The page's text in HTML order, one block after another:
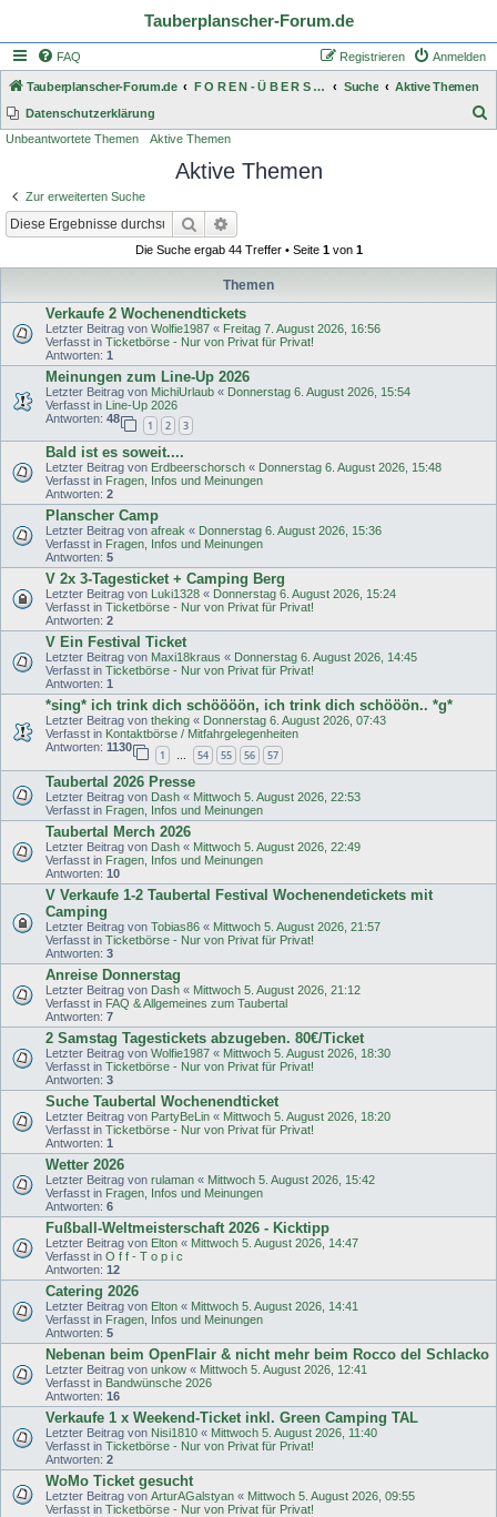
Tauberplanscher-Forum.de
FAQ Anmelden
Registrieren
Tauberplanscher-Forum.de F O R E N - Ü B E R S I C H T Suche
Aktive Themen
Datenschutzerklärung
Unbeantwortete Themen Aktive Themen
Aktive Themen
Zur erweiterten Suche
Suche
Die Suche ergab 44 Treffer • Seite 1von 1
Themen
Verkaufe 2 Wochenendtickets
Letzter Beitrag von Wolfie1987 « Freitag 7. August 2026, 16:56
Verfasst in Ticketbörse - Nur von Privat für Privat!
Antworten: 1
Meinungen zum Line-Up 2026
Letzter Beitrag von MichiUrlaub « Donnerstag 6. August 2026, 15:54
Verfasst in Line-Up 2026
Antworten: 48
1 2 3
Bald ist es soweit....
Letzter Beitrag von Erdbeerschorsch « Donnerstag 6. August 2026, 15:48
Verfasst in Fragen, Infos und Meinungen
Antworten: 2
Planscher Camp
Letzter Beitrag von afreak « Donnerstag 6. August 2026, 15:36
Verfasst in Fragen, Infos und Meinungen
Antworten: 5
V 2x 3-Tagesticket + Camping Berg
Letzter Beitrag von Luki1328 « Donnerstag 6. August 2026, 15:24
Verfasst in Ticketbörse - Nur von Privat für Privat!
Antworten: 2
V Ein Festival Ticket
Letzter Beitrag von Maxi18kraus « Donnerstag 6. August 2026, 14:45
Verfasst in Ticketbörse - Nur von Privat für Privat!
Antworten: 1
*sing* ich trink dich schöööön, ich trink dich schööön.. *g*
Letzter Beitrag von theking « Donnerstag 6. August 2026, 07:43
Verfasst in Kontaktbörse / Mitfahrgelegenheiten
Antworten: 1130
1 … 54 55 56 57
Taubertal 2026 Presse
Letzter Beitrag von Dash « Mittwoch 5. August 2026, 22:53
Verfasst in Fragen, Infos und Meinungen
Taubertal Merch 2026
Letzter Beitrag von Dash « Mittwoch 5. August 2026, 22:49
Verfasst in Fragen, Infos und Meinungen
Antworten: 10
V Verkaufe 1-2 Taubertal Festival Wochenendetickets mit
Camping
Letzter Beitrag von Tobias86 « Mittwoch 5. August 2026, 21:57
Verfasst in Ticketbörse - Nur von Privat für Privat!
Antworten: 3
Anreise Donnerstag
Letzter Beitrag von Dash « Mittwoch 5. August 2026, 21:12
Verfasst in FAQ & Allgemeines zum Taubertal
Antworten: 7
2 Samstag Tagestickets abzugeben. 80€/Ticket
Letzter Beitrag von Wolfie1987 « Mittwoch 5. August 2026, 18:30
Verfasst in Ticketbörse - Nur von Privat für Privat!
Antworten: 3
Suche Taubertal Wochenendticket
Letzter Beitrag von PartyBeLin « Mittwoch 5. August 2026, 18:20
Verfasst in Ticketbörse - Nur von Privat für Privat!
Antworten: 1
Wetter 2026
Letzter Beitrag von rulaman « Mittwoch 5. August 2026, 15:42
Verfasst in Fragen, Infos und Meinungen
Antworten: 6
Fußball-Weltmeisterschaft 2026 - Kicktipp
Letzter Beitrag von Elton « Mittwoch 5. August 2026, 14:47
Verfasst in O f f - T o p i c
Antworten: 12
Catering 2026
Letzter Beitrag von Elton « Mittwoch 5. August 2026, 14:41
Verfasst in Fragen, Infos und Meinungen
Antworten: 5
Nebenan beim OpenFlair & nicht mehr beim Rocco del Schlacko
Letzter Beitrag von unkow « Mittwoch 5. August 2026, 12:41
Verfasst in Bandwünsche 2026
Antworten: 16
Verkaufe 1 x Weekend-Ticket inkl. Green Camping TAL
Letzter Beitrag von Nisi1810 « Mittwoch 5. August 2026, 11:40
Verfasst in Ticketbörse - Nur von Privat für Privat!
Antworten: 2
WoMo Ticket gesucht
Letzter Beitrag von ArturAGalstyan « Mittwoch 5. August 2026, 09:55
Verfasst in Ticketbörse - Nur von Privat für Privat!